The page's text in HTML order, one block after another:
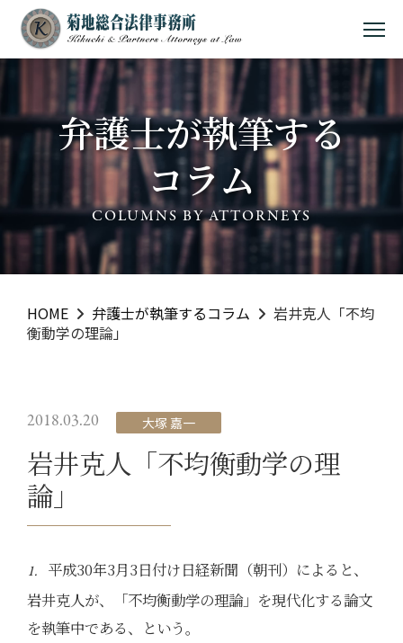
MENU
弁護士が執筆する
コラム
COLUMNS BY ATTORNEYS
HOME 弁護士が執筆するコラム
岩井克人「不均
衡動学の理論」
2018.03.20 大塚 嘉一
岩井克人「不均衡動学の理
論」
1. 平成30年3月3日付け日経新聞（朝刊）によると、
岩井克人が、「不均衡動学の理論」を現代化する論文
を執筆中である、という。